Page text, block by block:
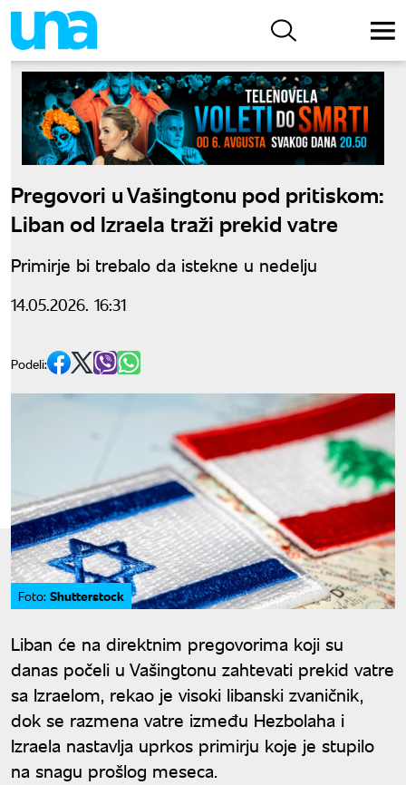
Pregovori u Vašingtonu pod pritiskom:
Liban od Izraela traži prekid vatre
Primirje bi trebalo da istekne u nedelju
14.05.2026. 16:31
Podeli:
Foto: Shutterstock
Liban će na direktnim pregovorima koji su
danas počeli u Vašingtonu zahtevati prekid vatre
sa Izraelom, rekao je visoki libanski zvaničnik,
dok se razmena vatre između Hezbolaha i
Izraela nastavlja uprkos primirju koje je stupilo
na snagu prošlog meseca.